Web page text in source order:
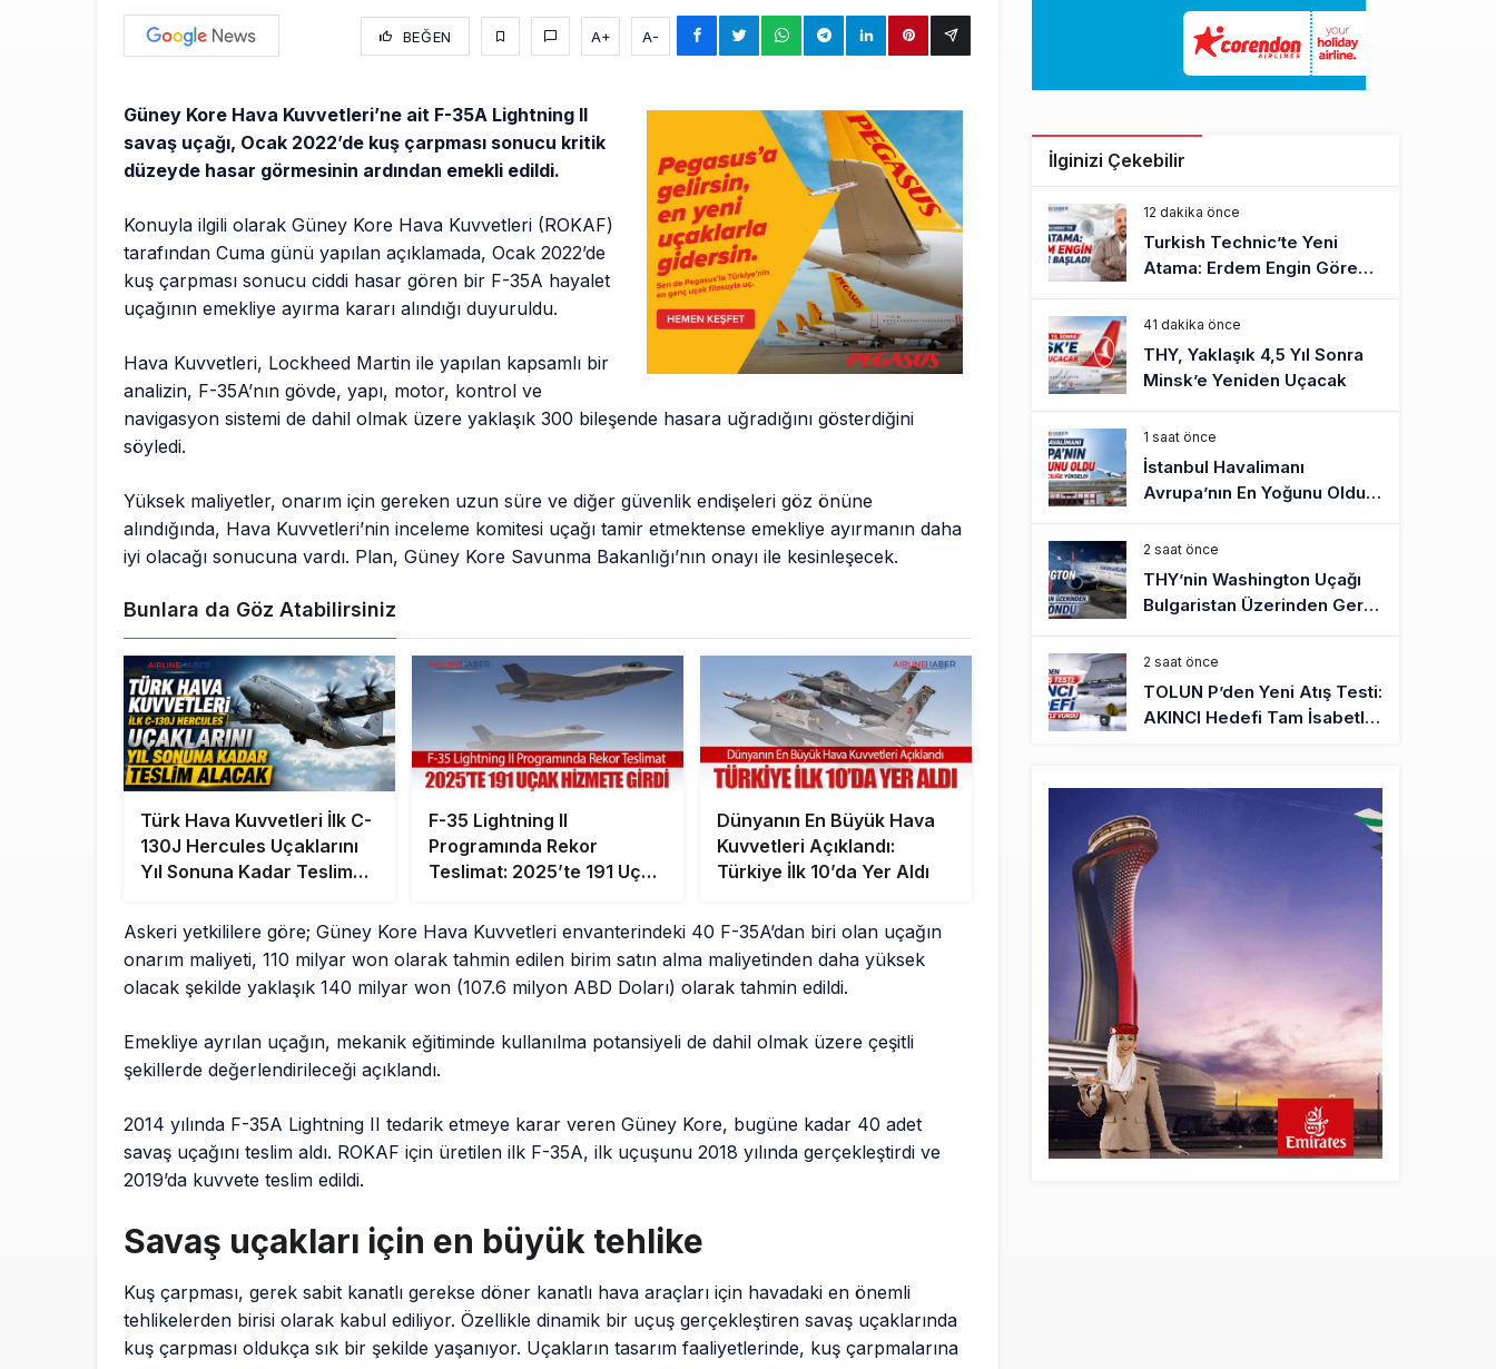
BEĞEN A+ A-
Güney Kore Hava Kuvvetleri’ne ait F-35A Lightning II
savaş uçağı, Ocak 2022’de kuş çarpması sonucu kritik
düzeyde hasar görmesinin ardından emekli edildi.
Konuyla ilgili olarak Güney Kore Hava Kuvvetleri (ROKAF)
tarafından Cuma günü yapılan açıklamada, Ocak 2022’de
kuş çarpması sonucu ciddi hasar gören bir F-35A hayalet
uçağının emekliye ayırma kararı alındığı duyuruldu.
Hava Kuvvetleri, Lockheed Martin ile yapılan kapsamlı bir
analizin, F-35A’nın gövde, yapı, motor, kontrol ve
navigasyon sistemi de dahil olmak üzere yaklaşık 300 bileşende hasara uğradığını gösterdiğini
söyledi.
Yüksek maliyetler, onarım için gereken uzun süre ve diğer güvenlik endişeleri göz önüne
alındığında, Hava Kuvvetleri’nin inceleme komitesi uçağı tamir etmektense emekliye ayırmanın daha
iyi olacağı sonucuna vardı. Plan, Güney Kore Savunma Bakanlığı’nın onayı ile kesinleşecek.
Bunlara da Göz Atabilirsiniz
Türk Hava Kuvvetleri İlk C-
130J Hercules Uçaklarını
Yıl Sonuna Kadar Teslim
F-35 Lightning II
Programında Rekor
Teslimat: 2025’te 191 Uçak
Dünyanın En Büyük Hava
Kuvvetleri Açıklandı:
Türkiye İlk 10’da Yer Aldı
Askeri yetkililere göre; Güney Kore Hava Kuvvetleri envanterindeki 40 F-35A’dan biri olan uçağın
onarım maliyeti, 110 milyar won olarak tahmin edilen birim satın alma maliyetinden daha yüksek
olacak şekilde yaklaşık 140 milyar won (107.6 milyon ABD Doları) olarak tahmin edildi.
Emekliye ayrılan uçağın, mekanik eğitiminde kullanılma potansiyeli de dahil olmak üzere çeşitli
şekillerde değerlendirileceği açıklandı.
2014 yılında F-35A Lightning II tedarik etmeye karar veren Güney Kore, bugüne kadar 40 adet
savaş uçağını teslim aldı. ROKAF için üretilen ilk F-35A, ilk uçuşunu 2018 yılında gerçekleştirdi ve
2019’da kuvvete teslim edildi.
Savaş uçakları için en büyük tehlike
Kuş çarpması, gerek sabit kanatlı gerekse döner kanatlı hava araçları için havadaki en önemli
tehlikelerden birisi olarak kabul ediliyor. Özellikle dinamik bir uçuş gerçekleştiren savaş uçaklarında
kuş çarpması oldukça sık bir şekilde yaşanıyor. Uçakların tasarım faaliyetlerinde, kuş çarpmalarına
İlginizi Çekebilir
12 dakika önce
Turkish Technic’te Yeni
Atama: Erdem Engin Göreve
Başladı
41 dakika önce
THY, Yaklaşık 4,5 Yıl Sonra
Minsk’e Yeniden Uçacak
1 saat önce
İstanbul Havalimanı
Avrupa’nın En Yoğunu Oldu,
Dünyada 7’nciliğe Yükseldi
2 saat önce
THY’nin Washington Uçağı
Bulgaristan Üzerinden Geri
Döndü
2 saat önce
TOLUN P’den Yeni Atış Testi:
AKINCI Hedefi Tam İsabetle
Türkiye’nin Milli Motor
Projelerinde Yeni Dönem:
TEI TEKNOLOJİ Kuruldu
18 saat önce
SunExpress Günlük Yolcu
Rekorunu 72 Bin 340’a
Çıkardı
İstanbul Havalimanı’nın 4.
Pistinde İlk Test Uçuşu
Yapıldı
20 saat önce
Aslıhan Güven, Airport